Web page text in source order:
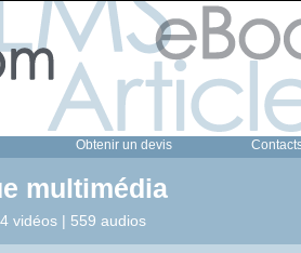
Obtenir un devis
multimédia
vidéos | 559 audios